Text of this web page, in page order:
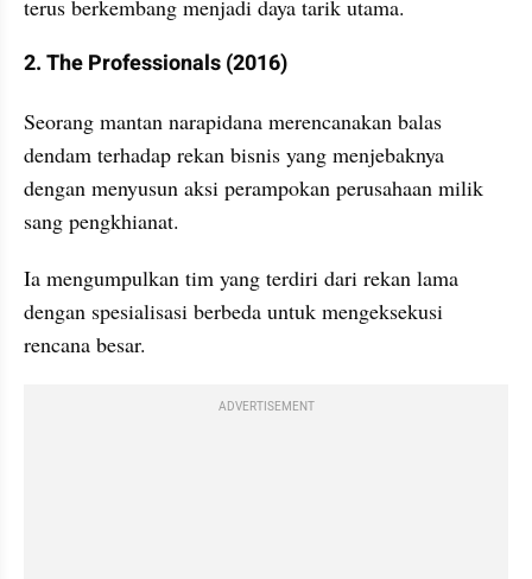
terus berkembang menjadi daya tarik utama.
2. The Professionals (2016)
Seorang mantan narapidana merencanakan balas
dendam terhadap rekan bisnis yang menjebaknya
dengan menyusun aksi perampokan perusahaan milik
sang pengkhianat.
Ia mengumpulkan tim yang terdiri dari rekan lama
dengan spesialisasi berbeda untuk mengeksekusi
rencana besar.
ADVERTISEMENT